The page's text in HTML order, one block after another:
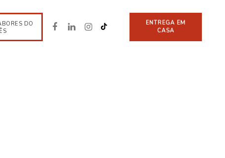
DO
ENTREGA EM
CASA